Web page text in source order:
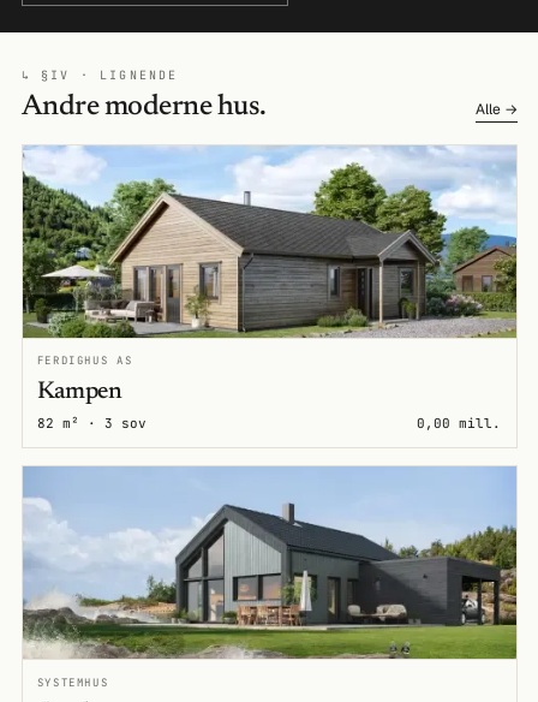
↳ §IV · LIGNENDE
Andre moderne hus. Alle →
FERDIGHUS AS
Kampen
82 m² · 3 sov 0,00 mill.
SYSTEMHUS